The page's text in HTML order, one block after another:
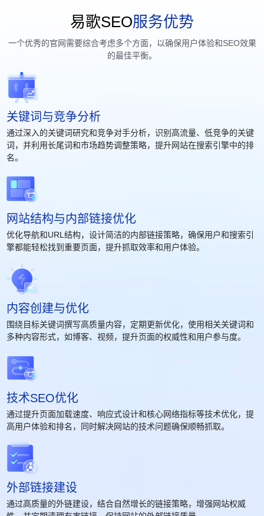
易歌SEO服务优势
一个优秀的官网需要综合考虑多个方面，以确保用户体验和SEO效果
的最佳平衡。
关键词与竞争分析
通过深入的关键词研究和竞争对手分析，识别高流量、低竞争的关键
词，并利用长尾词和市场趋势调整策略，提升网站在搜索引擎中的排
名。
网站结构与内部链接优化
优化导航和URL结构，设计简洁的内部链接策略，确保用户和搜索引
擎都能轻松找到重要页面，提升抓取效率和用户体验。
内容创建与优化
围绕目标关键词撰写高质量内容，定期更新优化，使用相关关键词和
多种内容形式，如博客、视频，提升页面的权威性和用户参与度。
技术SEO优化
通过提升页面加载速度、响应式设计和核心网络指标等技术优化，提
高用户体验和排名，同时解决网站的技术问题确保顺畅抓取。
外部链接建设
通过高质量的外链建设，结合自然增长的链接策略，增强网站权威